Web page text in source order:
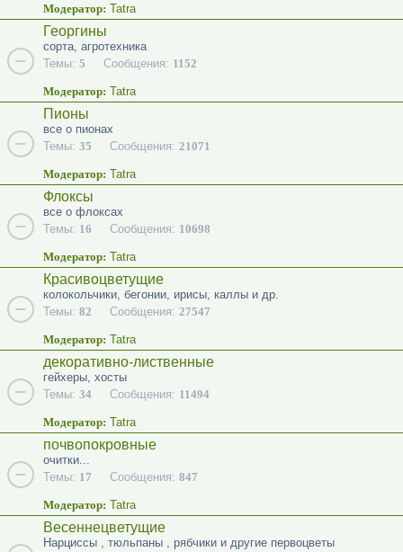
Модератор: Tatra
Георгины
сорта, агротехника
Темы: 5 Сообщения: 1152
Модератор: Tatra
Пионы
все о пионах
Темы: 35 Сообщения: 21071
Модератор: Tatra
Флоксы
все о флоксах
Темы: 16 Сообщения: 10698
Модератор: Tatra
Красивоцветущие
колокольчики, бегонии, ирисы, каллы и др.
Темы: 82 Сообщения: 27547
Модератор: Tatra
декоративно-лиственные
гейхеры, хосты
Темы: 34 Сообщения: 11494
Модератор: Tatra
почвопокровные
очитки...
Темы: 17 Сообщения: 847
Модератор: Tatra
Весеннецветущие
Нарциссы , тюльпаны , рябчики и другие первоцветы